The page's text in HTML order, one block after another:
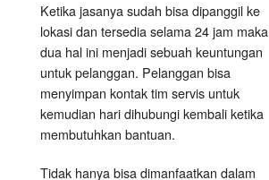
Ketika jasanya sudah bisa dipanggil ke
lokasi dan tersedia selama 24 jam maka
dua hal ini menjadi sebuah keuntungan
untuk pelanggan. Pelanggan bisa
menyimpan kontak tim servis untuk
kemudian hari dihubungi kembali ketika
membutuhkan bantuan.
Tidak hanya bisa dimanfaatkan dalam